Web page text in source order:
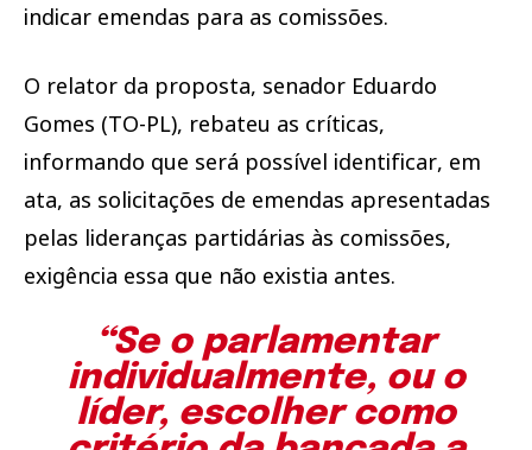
indicar emendas para as comissões.
O relator da proposta, senador Eduardo
Gomes (TO-PL), rebateu as críticas,
informando que será possível identificar, em
ata, as solicitações de emendas apresentadas
pelas lideranças partidárias às comissões,
exigência essa que não existia antes.
“Se o parlamentar
individualmente, ou o
líder, escolher como